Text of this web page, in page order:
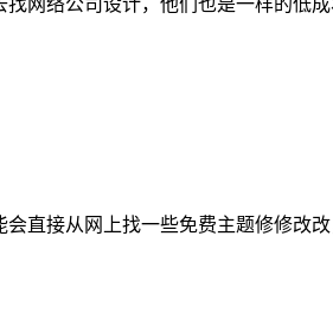
直接从网上找一些免费主题修修改